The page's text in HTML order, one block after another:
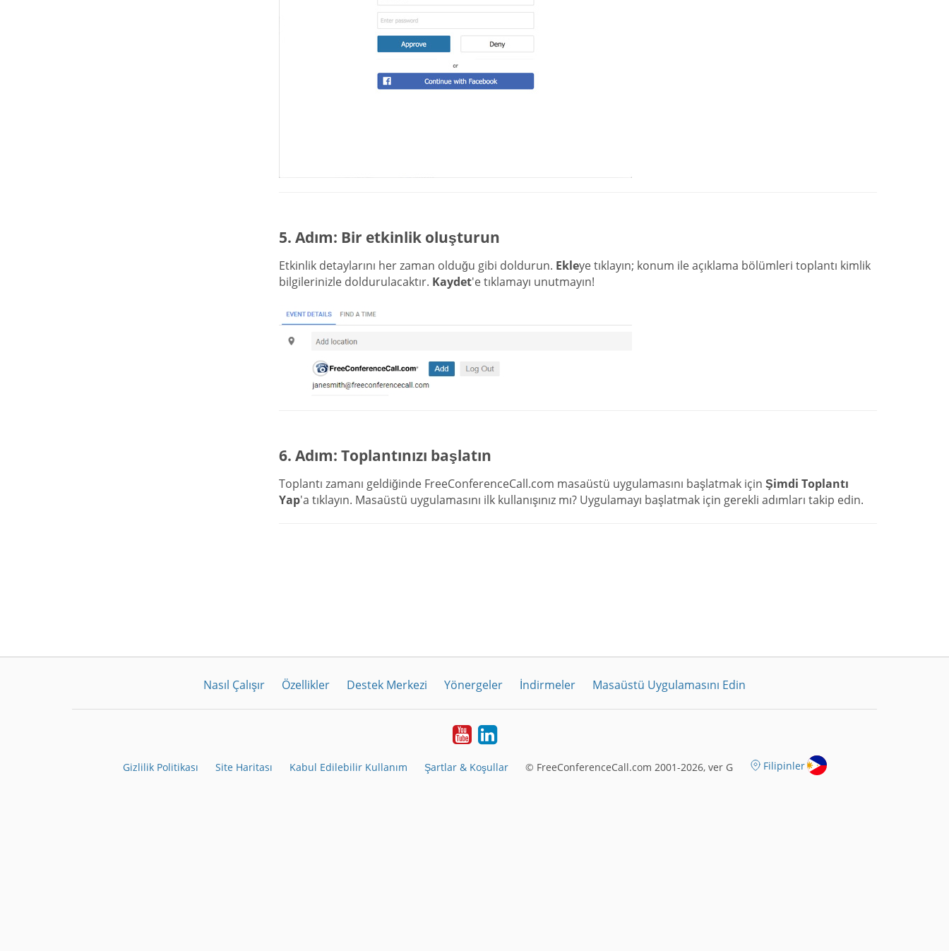
5. Adım: Bir etkinlik oluşturun
Etkinlik detaylarını her zaman olduğu gibi doldurun. Ekleye tıklayın; konum ile açıklama bölümleri toplantı kimlik
bilgilerinizle doldurulacaktır. Kaydet'e tıklamayı unutmayın!
6. Adım: Toplantınızı başlatın
Toplantı zamanı geldiğinde FreeConferenceCall.com masaüstü uygulamasını başlatmak için Şimdi Toplantı
Yap'a tıklayın. Masaüstü uygulamasını ilk kullanışınız mı? Uygulamayı başlatmak için gerekli adımları takip edin.
Nasıl Çalışır Özellikler Destek Merkezi Yönergeler İndirmeler Masaüstü Uygulamasını Edin
YoutubeLinkedIn
Gizlilik Politikası Site Haritası Kabul Edilebilir Kullanım Şartlar & Koşullar © FreeConferenceCall.com 2001-2026, ver G Filipinler